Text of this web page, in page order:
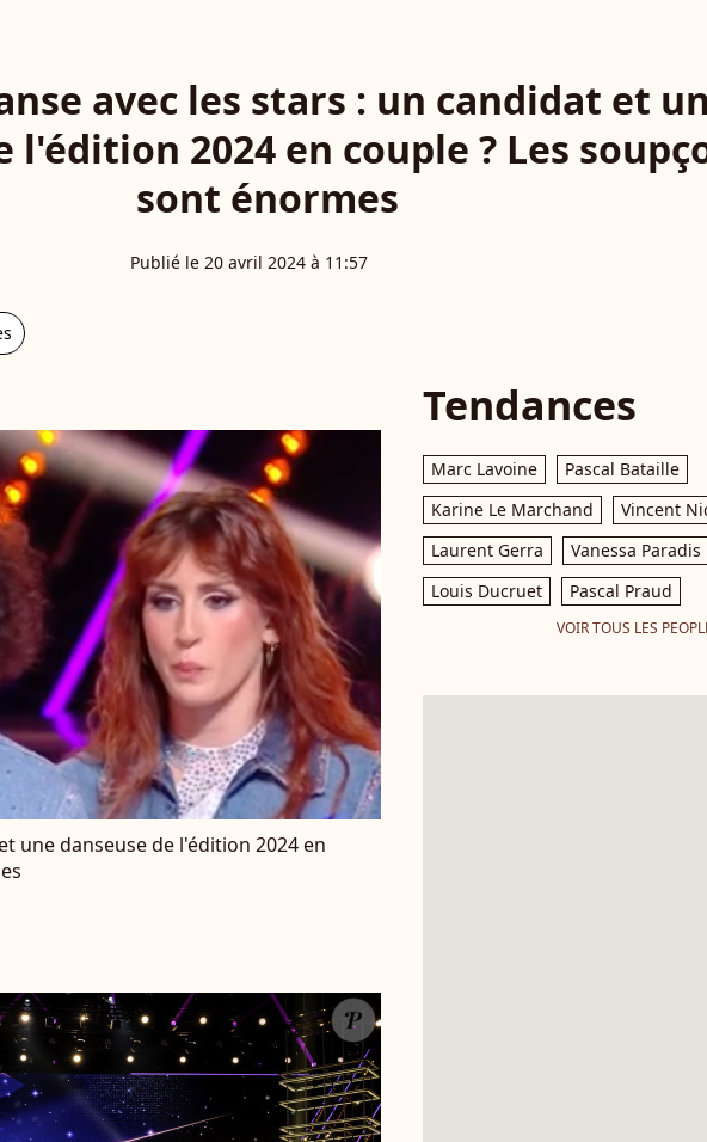
avec les stars : un candidat et
l'édition 2024 en couple ? Les
sont énormes
Publié le 20 avril 2024 à 11:57
une danseuse de l'édition 2024 en
Tendances
Marc Lavoine
Pascal Bataille
Karine Le Marchand
Vincent
Laurent Gerra
Vanessa Paradis
Louis Ducruet
Pascal Praud
VOIR TOUS LES